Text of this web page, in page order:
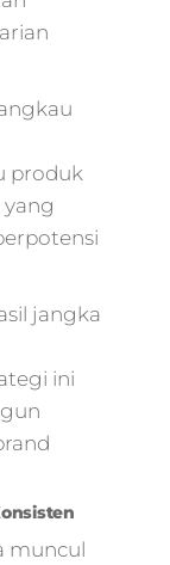
produk
jangka
ini
muncul